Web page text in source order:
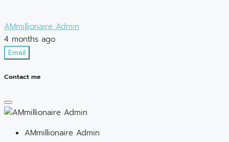
AMmillionaire Admin
4 months ago
Email
Contact me
AMmillionaire Admin